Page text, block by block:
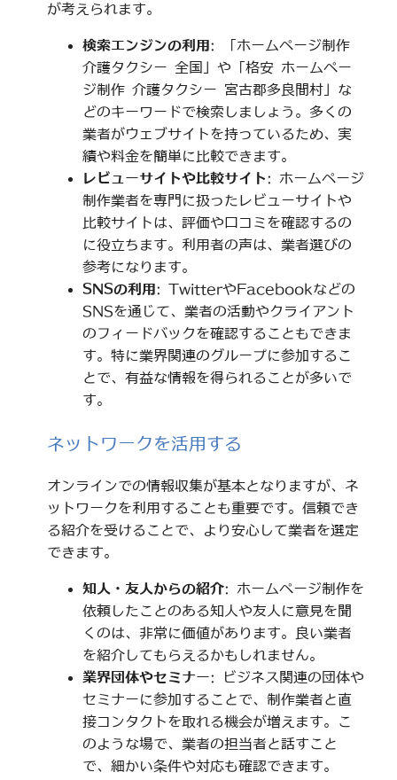
が考えられます。
検索エンジンの利用 : 「ホームページ制作
介護タクシー 全国」や「格安 ホームペー
ジ制作 介護タクシー 宮古郡多良間村」な
どのキーワードで検索しましょう。多くの
業者がウェブサイトを持っているため、実
績や料金を簡単に比較できます。
レビューサイトや比較サイト: ホームページ
制作業者を専門に扱ったレビューサイトや
比較サイトは、評価や口コミを確認するの
に役立ちます。利用者の声は、業者選びの
参考になります。
SNSの利用 : TwitterやFacebookなどの
SNSを通じて、業者の活動やクライアント
のフィードバックを確認することもできま
す。特に業界関連のグループに参加するこ
とで、有益な情報を得られることが多いで
す。
ネットワークを活用する
オンラインでの情報収集が基本となりますが、ネ
ットワークを利用することも重要です。信頼でき
る紹介を受けることで、より安心して業者を選定
できます。
知人・友人からの紹介: ホームページ制作を
依頼したことのある知人や友人に意見を聞
くのは、非常に価値があります。良い業者
を紹介してもらえるかもしれません。
業界団体やセミナー: ビジネス関連の団体や
セミナーに参加することで、制作業者と直
接コンタクトを取れる機会が増えます。こ
のような場で、業者の担当者と話すこと
で、細かい条件や対応も確認できます。